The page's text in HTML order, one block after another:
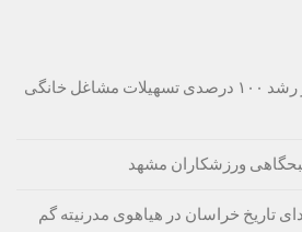
فرماندار تربت‌حیدریه از رشد ۱۰۰ درصدی تسهیلات مشاغل خانگی
ورزشکاران مشهد
خراسان در هیاهوی مدرنیته گم